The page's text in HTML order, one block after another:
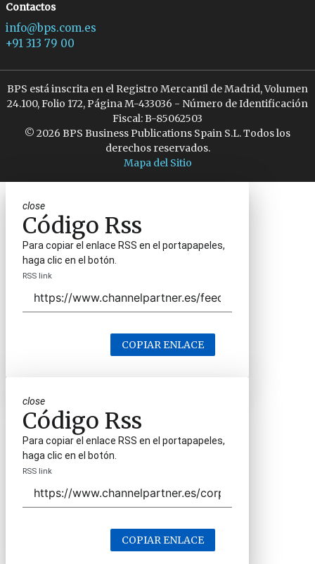
Contactos
info@bps.com.es
+91 313 79 00
BPS está inscrita en el Registro Mercantil de Madrid, Volumen
24.100, Folio 172, Página M-433036 - Número de Identificación
Fiscal: B-85062503
© 2026 BPS Business Publications Spain S.L. Todos los
derechos reservados.
Mapa del Sitio
close
Código Rss
Para copiar el enlace RSS en el portapapeles,
haga clic en el botón.
RSS link
COPIAR ENLACE
close
Código Rss
Para copiar el enlace RSS en el portapapeles,
haga clic en el botón.
RSS link
COPIAR ENLACE